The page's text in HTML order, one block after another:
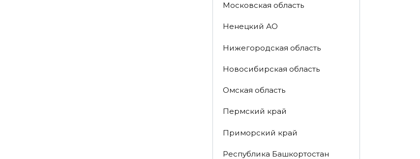
Московская область
Ненецкий АО
Нижегородская область
Новосибирская область
Омская область
Пермский край
Приморский край
Республика Башкортостан